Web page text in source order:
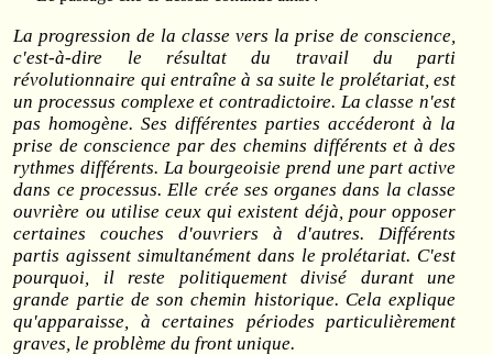
La progression de la classe vers la prise de conscience,
c'est-à-dire le résultat du travail du parti
révolutionnaire qui entraîne à sa suite le prolétariat, est
un processus complexe et contradictoire. La classe n'est
pas homogène. Ses différentes parties accéderont à la
prise de conscience par des chemins différents et à des
rythmes différents. La bourgeoisie prend une part active
dans ce processus. Elle crée ses organes dans la classe
ouvrière ou utilise ceux qui existent déjà, pour opposer
certaines couches d'ouvriers à d'autres. Différents
partis agissent simultanément dans le prolétariat. C'est
pourquoi, il reste politiquement divisé durant une
grande partie de son chemin historique. Cela explique
qu'apparaisse, à certaines périodes particulièrement
graves, le problème du front unique.